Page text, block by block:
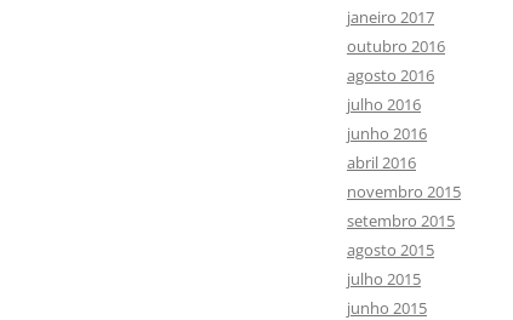
janeiro 2017
outubro 2016
agosto 2016
julho 2016
junho 2016
abril 2016
novembro 2015
setembro 2015
agosto 2015
julho 2015
junho 2015